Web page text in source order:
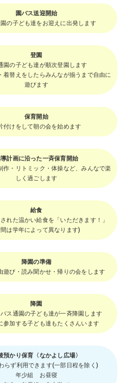
園バス送迎開始
の子ども達をお迎えに出発します
登園
園の子ども達が順次登園します
着替えをしたらみんなが揃うまで自由に
遊びます
保育開始
付けをして朝の会を始めます
計画に沿った一斉保育開始
作・リトミック・体操など、みんなで楽
しく過ごします
給食
れた温かい給食を「いただきます！」
は学年によって異なります)
降園の準備
遊び・読み聞かせ・帰りの会をします
降園
ス通園の子ども達が一斉降園します
参加する子ども達もたくさんいます
預かり保育〈なかよし広場〉
らず利用できます(一部日程を除く)
年少組 お昼寝